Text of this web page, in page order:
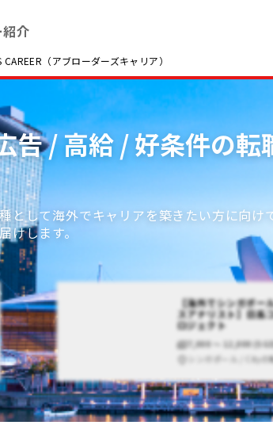
介
（アブローダーズキャリア）
告 / 高給 / 好条件の転
して海外でキャリアを築きたい方に向けて
します。
【海外でシンガポー
スアナリスト】日系
ロジェクト
7,000 〜 12,000
シンガポール / Cityの